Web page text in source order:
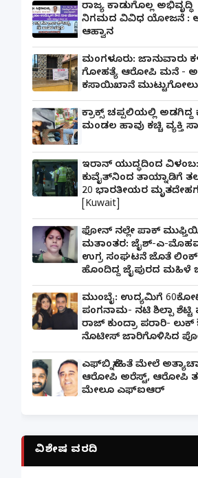
ರಾಜ್ಯ ಕಾಡುಗೊಲ್ಲ ಅಭಿವೃದ್ಧಿ
ನಿಗಮದ ವಿವಿಧ ಯೋಜನೆ :
ಆಹ್ವಾನ
ಮಂಗಳೂರು: ಜಾನುವಾರು
ಗೋಹತ್ಯೆ ಆರೋಪಿ ಮನೆ -
ಕಸಾಯಿಖಾನೆ ಮುಟ್ಟುಗೋಲು
ಕ್ರಾಕ್ಸ್ ಚಪ್ಪಲಿಯಲ್ಲಿ ಅಡಗಿದ್ದ
ಮಂಡಲ ಹಾವು ಕಚ್ಚಿ ವ್ಯಕ್ತಿ
ಇರಾನ್ ಯುದ್ಧದಿಂದ ವಿಳಂಬ:
ಕುವೈತ್‌ನಿಂದ ತಾಯ್ನಾಡಿಗೆ
20 ಭಾರತೀಯರ
[Kuwait]
ಫೋನ್ ನಲ್ಲೇ ಪಾಕ್
ಮತಾಂತರ: ಜೈಶ್-ಎ-
ಉಗ್ರ ಸಂಘಟನೆ ಜೊತೆ ಲಿಂಕ್
ಹೊಂದಿದ್ದ ಜೈಪುರದ ಮಹಿಳೆ
ಮುಂಬೈ: ಉದ್ಯಮಿಗೆ
ಪಂಗನಾಮ- ನಟಿ ಶಿಲ್ಪಾ ಶೆಟ್ಟಿ
ರಾಜ್ ಕುಂದ್ರಾ ಪರಾರಿ-
ನೊಟೀಸ್ ಜಾರಿಗೊಳಿಸಿದ
ಎಫ್‌ಬಿ ಸ್ನೇಹಿತೆ ಮೇಲೆ
ಆರೋಪಿ ಅರೆಸ್ಟ್, ಆರೋಪಿ
ಮೇಲೂ ಎಫ್ಐಆರ್
ವಿಶೇಷ ವರದಿ